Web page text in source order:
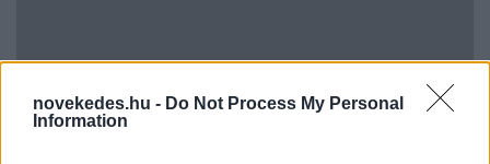
novekedes.hu - Do Not Process My Personal
Information